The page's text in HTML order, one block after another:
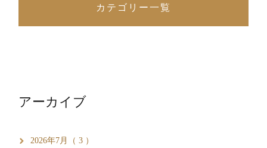
カテゴリー一覧
アーカイブ
2026年7月（ 3 ）